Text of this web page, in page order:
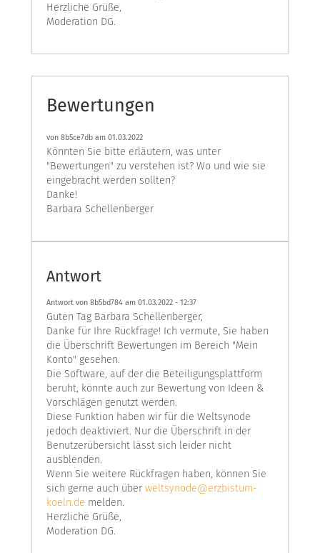
Herzliche Grüße,
Moderation DG.
Bewertungen
von 8b5ce7db am 01.03.2022
Könnten Sie bitte erläutern, was unter
"Bewertungen" zu verstehen ist? Wo und wie sie
eingebracht werden sollten?
Danke!
Barbara Schellenberger
Antwort
Antwort von 8b5bd784 am 01.03.2022 - 12:37
Guten Tag Barbara Schellenberger,
Danke für Ihre Rückfrage! Ich vermute, Sie haben
die Überschrift Bewertungen im Bereich "Mein
Konto" gesehen.
Die Software, auf der die Beteiligungsplattform
beruht, könnte auch zur Bewertung von Ideen &
Vorschlägen genutzt werden.
Diese Funktion haben wir für die Weltsynode
jedoch deaktiviert. Nur die Überschrift in der
Benutzerübersicht lässt sich leider nicht
ausblenden.
Wenn Sie weitere Rückfragen haben, können Sie
sich gerne auch über weltsynode@erzbistum-
koeln.de melden.
Herzliche Grüße,
Moderation DG.